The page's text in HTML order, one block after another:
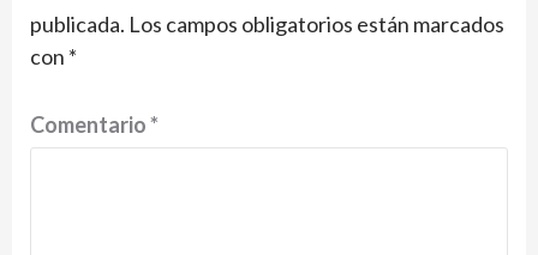
publicada. Los campos obligatorios están marcados
con *
Comentario*